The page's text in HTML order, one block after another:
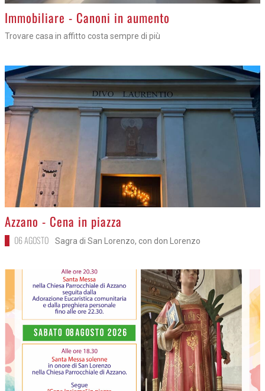
>Immobiliare - Canoni in aumento
Trovare casa in affitto costa sempre di più
>
Azzano - Cena in piazza
06 AGOSTO Sagra di San Lorenzo, con don Lorenzo